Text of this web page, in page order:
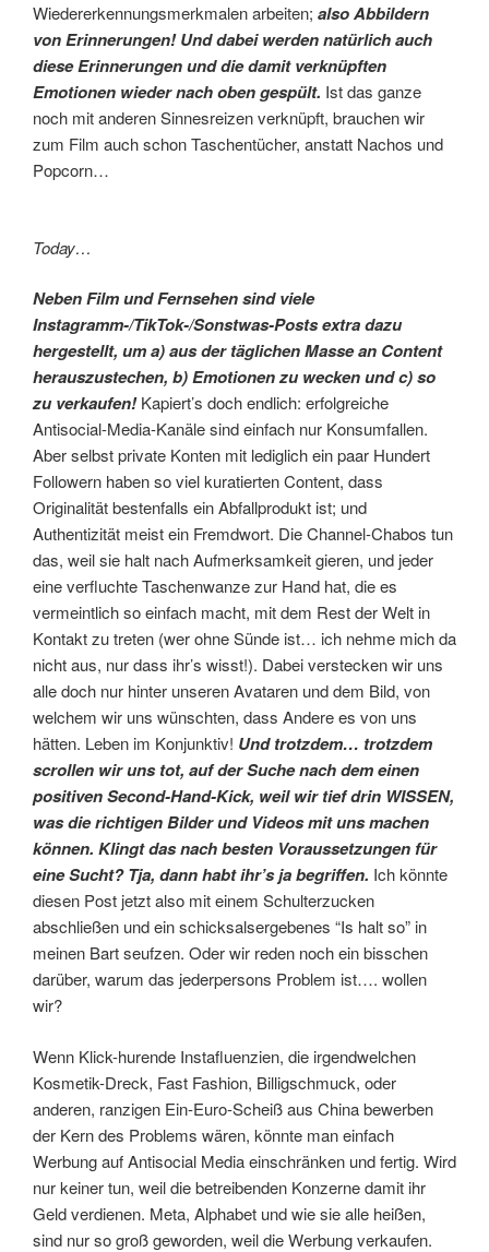
Wiedererkennungsmerkmalen arbeiten; also Abbildern
von Erinnerungen! Und dabei werden natürlich auch
diese Erinnerungen und die damit verknüpften
Emotionen wieder nach oben gespült. Ist das ganze
noch mit anderen Sinnesreizen verknüpft, brauchen wir
zum Film auch schon Taschentücher, anstatt Nachos und
Popcorn…
Today…
Neben Film und Fernsehen sind viele
Instagramm-/TikTok-/Sonstwas-Posts extra dazu
hergestellt, um a) aus der täglichen Masse an Content
herauszustechen, b) Emotionen zu wecken und c) so
zu verkaufen!Kapiert’s doch endlich: erfolgreiche
Antisocial-Media-Kanäle sind einfach nur Konsumfallen.
Aber selbst private Konten mit lediglich ein paar Hundert
Followern haben so viel kuratierten Content, dass
Originalität bestenfalls ein Abfallprodukt ist; und
Authentizität meist ein Fremdwort. Die Channel-Chabos tun
das, weil sie halt nach Aufmerksamkeit gieren, und jeder
eine verfluchte Taschenwanze zur Hand hat, die es
vermeintlich so einfach macht, mit dem Rest der Welt in
Kontakt zu treten (wer ohne Sünde ist… ich nehme mich da
nicht aus, nur dass ihr’s wisst!). Dabei verstecken wir uns
alle doch nur hinter unseren Avataren und dem Bild, von
welchem wir uns wünschten, dass Andere es von uns
hätten. Leben im Konjunktiv! Und trotzdem… trotzdem
scrollen wir uns tot, auf der Suche nach dem einen
positiven Second-Hand-Kick, weil wir tief drin WISSEN,
was die richtigen Bilder und Videos mit uns machen
können. Klingt das nach besten Voraussetzungen für
eine Sucht? Tja, dann habt ihr’s ja begriffen. Ich könnte
diesen Post jetzt also mit einem Schulterzucken
abschließen und ein schicksalsergebenes “Is halt so” in
meinen Bart seufzen. Oder wir reden noch ein bisschen
darüber, warum das jederpersons Problem ist…. wollen
wir?
Wenn Klick-hurende Instafluenzien, die irgendwelchen
Kosmetik-Dreck, Fast Fashion, Billigschmuck, oder
anderen, ranzigen Ein-Euro-Scheiß aus China bewerben
der Kern des Problems wären, könnte man einfach
Werbung auf Antisocial Media einschränken und fertig. Wird
nur keiner tun, weil die betreibenden Konzerne damit ihr
Geld verdienen. Meta, Alphabet und wie sie alle heißen,
sind nur so groß geworden, weil die Werbung verkaufen.